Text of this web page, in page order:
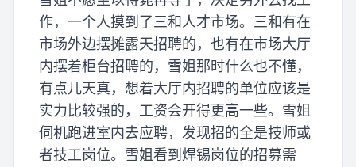
作，一个人摸到了三和人才市场。三和有在
市场外边摆摊露天招聘的，也有在市场大厅
内摆着柜台招聘的，雪姐那时什么也不懂，
有点儿天真，想着大厅内招聘的单位应该是
实力比较强的，工资会开得更高一些。雪姐
伺机跑进室内去应聘，发现招的全是技师或
者技工岗位。雪姐看到焊锡岗位的招募需